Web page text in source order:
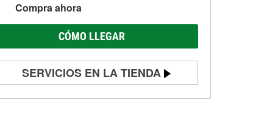
Compra ahora
CÓMO LLEGAR
SERVICIOS EN LA TIENDA
Prueba de batería